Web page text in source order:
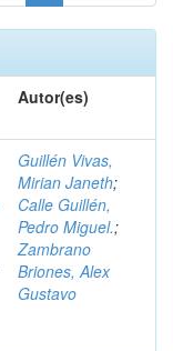
Autor(es)
Guillén Vivas,
Mirian Janeth;
Calle Guillén,
Pedro Miguel.;
Zambrano
Briones, Alex
Gustavo